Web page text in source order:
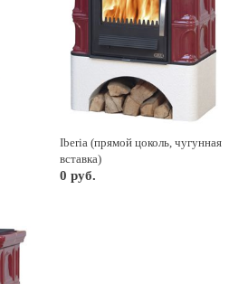
Iberia (прямой цоколь, чугунная
вставка)
0 руб.